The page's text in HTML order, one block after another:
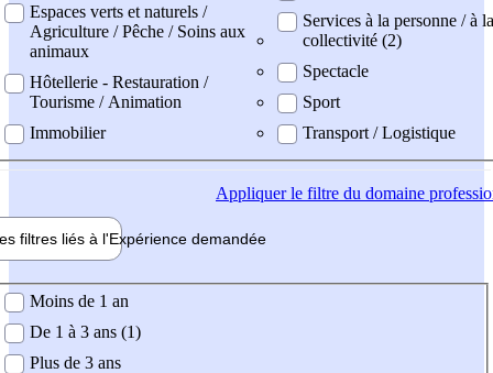
Espaces verts et naturels /
Agriculture / Pêche / Soins aux
animaux
Hôtellerie - Restauration /
Tourisme / Animation
Immobilier
Services à la personne / à la
collectivité (2)
Spectacle
Sport
Transport / Logistique
Appliquerle filtre du domaine
filtres liés à l'Expérience demandée
demandée
Moins de 1 an
De 1 à 3 ans (1)
Plus de 3 ans